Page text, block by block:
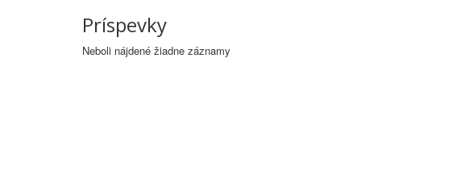
Príspevky
Neboli nájdené žiadne záznamy